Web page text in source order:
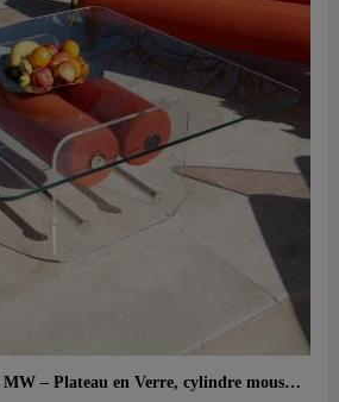
Aperçu rapide Table basse design XL MW – Plateau en Verre, cylindre mousse alvéolaire